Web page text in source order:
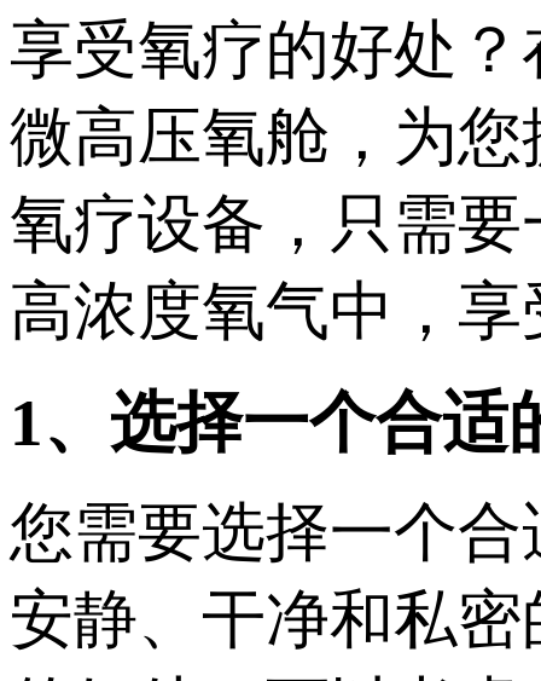
享受氧疗的好处
微高压氧舱，为
氧疗设备，只需
高浓度氧气中，
1、选择一个合适
您需要选择一个
安静、干净和私